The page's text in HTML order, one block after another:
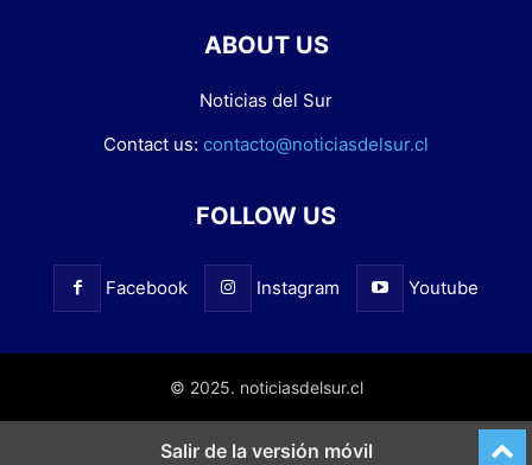
ABOUT US
Noticias del Sur
Contact us: contacto@noticiasdelsur.cl
FOLLOW US
Facebook Instagram Youtube
© 2025. noticiasdelsur.cl
Salir de la versión móvil